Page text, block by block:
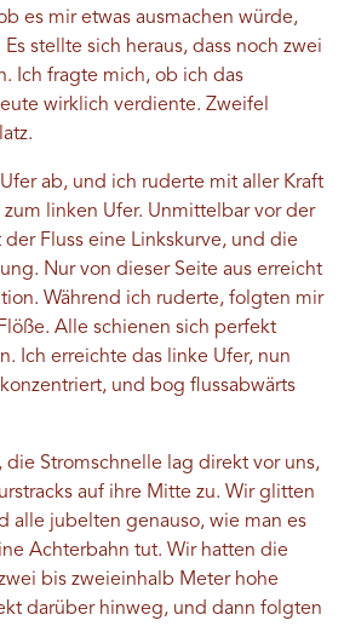
es mir etwas ausmachen würde,
stellte sich heraus, dass noch zwei
Ich fragte mich, ob ich das
wirklich verdiente. Zweifel
ab, und ich ruderte mit aller Kraft
linken Ufer. Unmittelbar vor der
Fluss eine Linkskurve, und die
Nur von dieser Seite aus erreicht
Während ich ruderte, folgten mir
Alle schienen sich perfekt
Ich erreichte das linke Ufer, nun
und bog flussabwärts
die Stromschnelle lag direkt vor uns,
auf ihre Mitte zu. Wir glitten
alle jubelten genauso, wie man es
Achterbahn tut. Wir hatten die
bis zweieinhalb Meter hohe
darüber hinweg, und dann folgten